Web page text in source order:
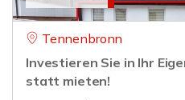
Tennenbronn
Investieren Sie in Ihr
statt mieten!